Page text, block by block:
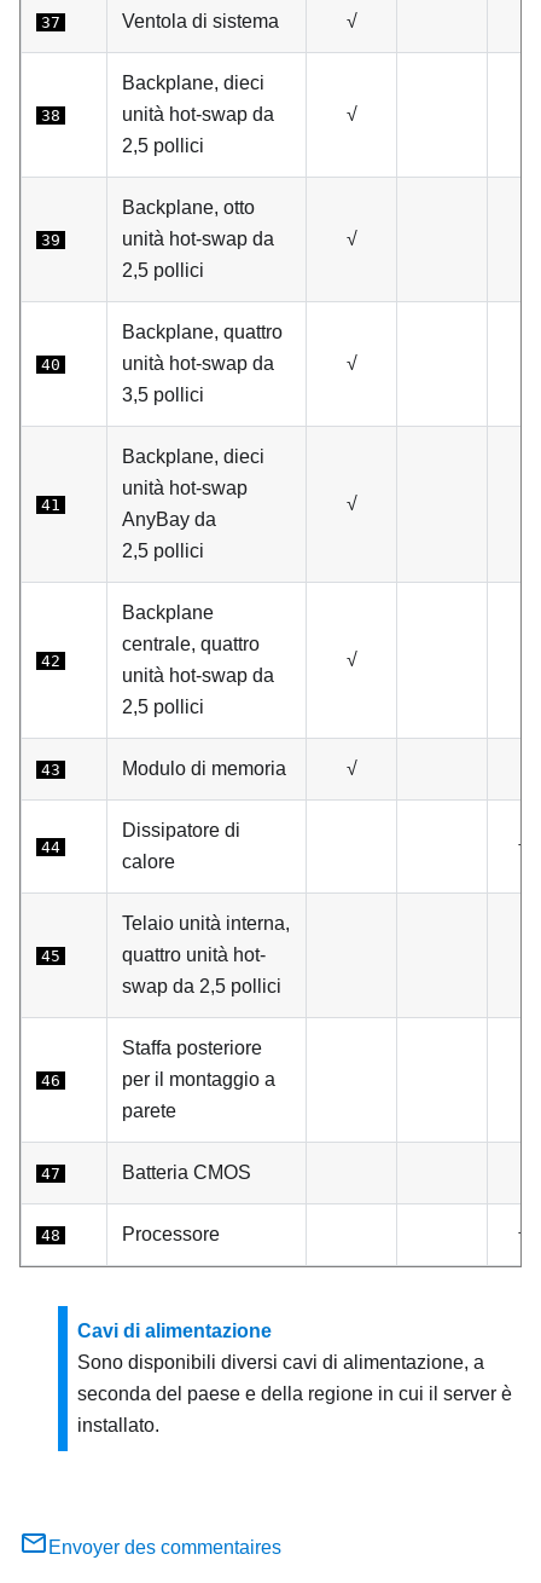
37 Ventola di sistema √
38
Backplane, dieci
unità hot-swap da
2,5 pollici
√
39
Backplane, otto
unità hot-swap da
2,5 pollici
√
40
Backplane, quattro
unità hot-swap da
3,5 pollici
√
41
Backplane, dieci
unità hot-swap
AnyBay da
2,5 pollici
√
42
Backplane
centrale, quattro
unità hot-swap da
2,5 pollici
√
43 Modulo di memoria √
44
Dissipatore di
calore
√
45
Telaio unità interna,
quattro unità hot-
swap da 2,5 pollici
46
Staffa posteriore
per il montaggio a
parete
47 Batteria CMOS
48 Processore √
Cavi di alimentazione
Sono disponibili diversi cavi di alimentazione, a
seconda del paese e della regione in cui il server è
installato.
Envoyer des commentaires